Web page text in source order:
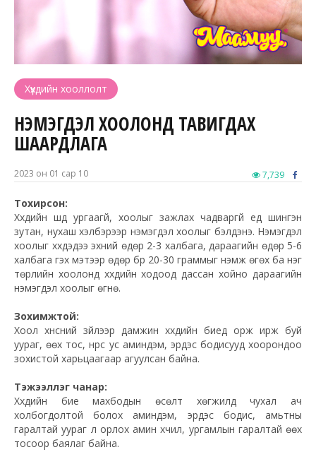
Хүүхдийн хооллолт
НЭМЭГДЭЛ ХООЛОНД ТАВИГДАХ
ШААРДЛАГА
2023 он 01 сар 10 7,739
Тохирсон:
Хүүхдийн шүд ургаагүй, хоолыг зажлах чадваргүй үед шингэн
зутан, нухаш хэлбэрээр нэмэгдэл хоолыг бэлдэнэ. Нэмэгдэл
хоолыг хүүхдэдээ эхний өдөр 2-3 халбага, дараагийн өдөр 5-6
халбага гэх мэтээр өдөр бүр 20-30 граммыг нэмж өгөх ба нэг
төрлийн хоолонд хүүхдийн ходоод дассан хойно дараагийн
нэмэгдэл хоолыг өгнө.
Зохимжтой:
Хоол хүнсний зүйлээр дамжин хүүхдийн биед орж ирж буй
уураг, өөх тос, нүүрс ус аминдэм, эрдэс бодисууд хоорондоо
зохистой харьцаагаар агуулсан байна.
Тэжээллэг чанар:
Хүүхдийн бие махбодын өсөлт хөгжилд чухал ач
холбогдолтой болох аминдэм, эрдэс бодис, амьтны
гаралтай уураг үл орлох амин хүчил, ургамлын гаралтай өөх
тосоор баялаг байна.